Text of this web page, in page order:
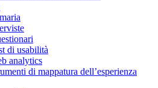
di usabilità
analytics
di mappatura dell’esperienza